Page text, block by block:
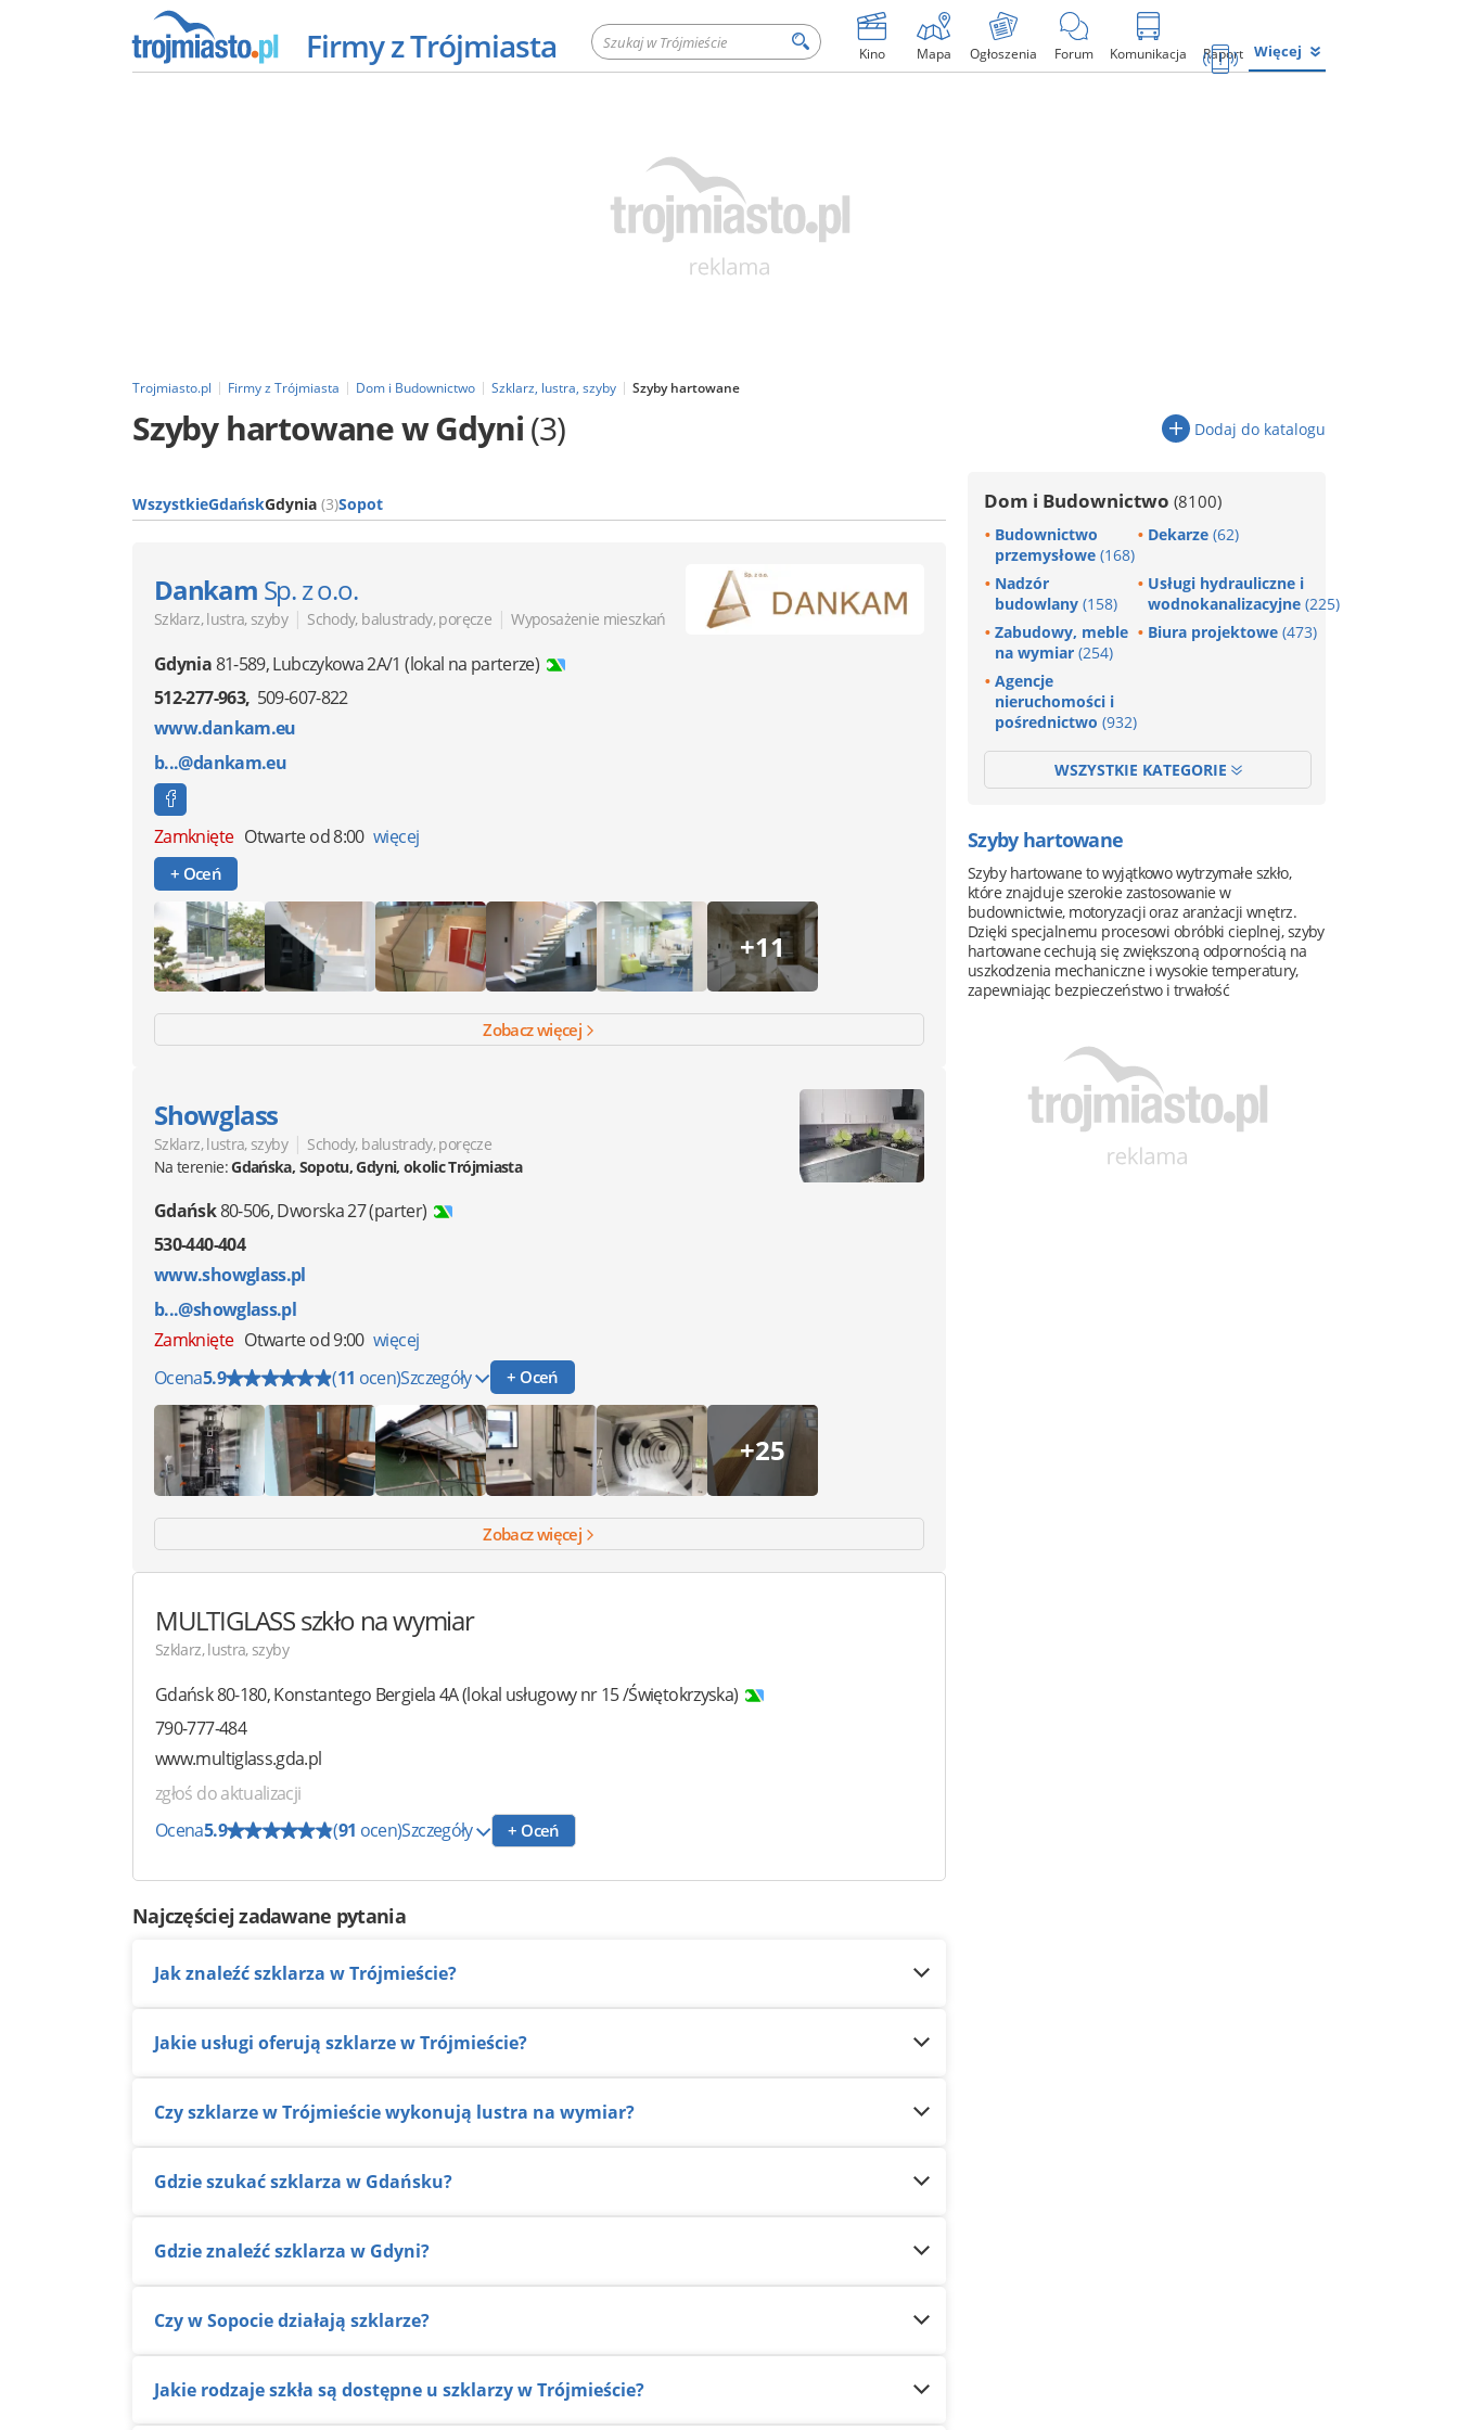
Firmy z Trójmiasta Kino Mapa Ogłoszenia Forum Komunikacja Raport Więcej
Trojmiasto.pl Firmy z Trójmiasta Dom i Budownictwo Szklarz, lustra, szyby Szyby hartowane
Szyby hartowane w Gdyni(3) Dodaj do katalogu
WszystkieGdańskGdynia (3)Sopot
Dankam Sp. z o.o.
Szklarz, lustra, szyby | Schody, balustrady, poręcze | Wyposażenie mieszkań
Gdynia81-589,Lubczykowa 2A/1 (lokal na parterze)
512-277-963 509-607-822
www.dankam.eu
b...@dankam.eu
Zamknięte Otwarte od 8:00 więcej
+ Oceń
+11
Zobacz więcej
Showglass
Szklarz, lustra, szyby | Schody, balustrady, poręcze
Na terenie:Gdańska, Sopotu, Gdyni, okolic Trójmiasta
Gdańsk80-506,Dworska 27(parter)
530-440-404
www.showglass.pl
b...@showglass.pl
Zamknięte Otwarte od 9:00 więcej
Ocena5.9 (11 ocen)Szczegóły + Oceń
+25
Zobacz więcej
MULTIGLASSszkło na wymiar
Szklarz, lustra, szyby
Gdańsk80-180,Konstantego Bergiela 4A(lokal usługowy nr 15 /Świętokrzyska)
790-777-484
www.multiglass.gda.pl
zgłoś do aktualizacji
Ocena5.9 (91 ocen)Szczegóły + Oceń
Najczęściej zadawane pytania
Jak znaleźć szklarza w Trójmieście?
Jakie usługi oferują szklarze w Trójmieście?
Czy szklarze w Trójmieście wykonują lustra na wymiar?
Gdzie szukać szklarza w Gdańsku?
Gdzie znaleźć szklarza w Gdyni?
Czy w Sopocie działają szklarze?
Jakie rodzaje szkła są dostępne u szklarzy w Trójmieście?
Dom i Budownictwo (8100)
Budownictwo
przemysłowe (168)
Dekarze (62)
Nadzór
budowlany (158)
Usługi hydrauliczne i
wodnokanalizacyjne (225)
Zabudowy, meble
na wymiar (254)
Biura projektowe (473)
Agencje
nieruchomości i
pośrednictwo (932)
WSZYSTKIE KATEGORIE
Szyby hartowane
Szyby hartowane to wyjątkowo wytrzymałe szkło,
które znajduje szerokie zastosowanie w
budownictwie, motoryzacji oraz aranżacji wnętrz.
Dzięki specjalnemu procesowi obróbki cieplnej, szyby
hartowane cechują się zwiększoną odpornością na
uszkodzenia mechaniczne i wysokie temperatury,
zapewniając bezpieczeństwo i trwałość